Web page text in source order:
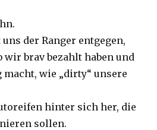
der Ranger entgegen,
brav bezahlt haben und
wie „dirty“ unsere
hinter sich her, die
sollen.